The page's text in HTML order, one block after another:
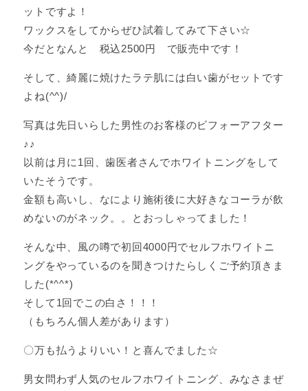
ットですよ！
ワックスをしてからぜひ試着してみて下さい☆
今だとなんと 税込2500円 で販売中です！
そして、綺麗に焼けたラテ肌には白い歯がセットです
よね(^^)/
写真は先日いらした男性のお客様のビフォーアフター
♪♪
以前は月に1回、歯医者さんでホワイトニングをして
いたそうです。
金額も高いし、なにより施術後に大好きなコーラが飲
めないのがネック。。とおっしゃってました！
そんな中、風の噂で初回4000円でセルフホワイトニ
ングをやっているのを聞きつけたらしくご予約頂きま
した(*^^*)
そして1回でこの白さ！！！
（もちろん個人差があります）
〇万も払うよりいい！と喜んでました☆
男女問わず人気のセルフホワイトニング、みなさまぜ